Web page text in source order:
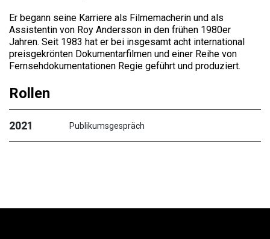
Er begann seine Karriere als Filmemacherin und als
Assistentin von Roy Andersson in den frühen 1980er
Jahren. Seit 1983 hat er bei insgesamt acht international
preisgekrönten Dokumentarfilmen und einer Reihe von
Fernsehdokumentationen Regie geführt und produziert.
Rollen
2021 Publikumsgespräch